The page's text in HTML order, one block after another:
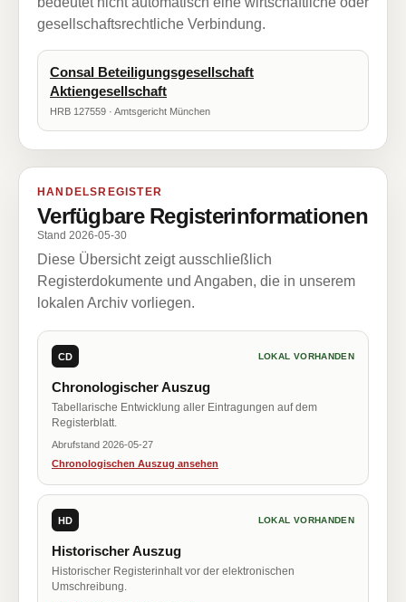
gesellschaftsrechtliche Verbindung.
Consal Beteiligungsgesellschaft
Aktiengesellschaft
HRB 127559 · Amtsgericht München
HANDELSREGISTER
Verfügbare Registerinformationen
Stand 2026-05-30
Diese Übersicht zeigt ausschließlich
Registerdokumente und Angaben, die in unserem
lokalen Archiv vorliegen.
CD LOKAL VORHANDEN
Chronologischer Auszug
Tabellarische Entwicklung aller Eintragungen auf dem
Registerblatt.
Abrufstand 2026-05-27
Chronologischen Auszug ansehen
HD LOKAL VORHANDEN
Historischer Auszug
Historischer Registerinhalt vor der elektronischen
Umschreibung.